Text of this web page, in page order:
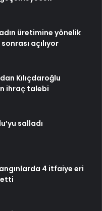
üretimine yönelik
açılıyor
Kılıçdaroğlu
ihraç talebi
salladı
4 itfaiye eri